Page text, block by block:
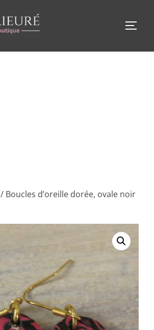
/ Boucles d’oreille dorée, ovale noir